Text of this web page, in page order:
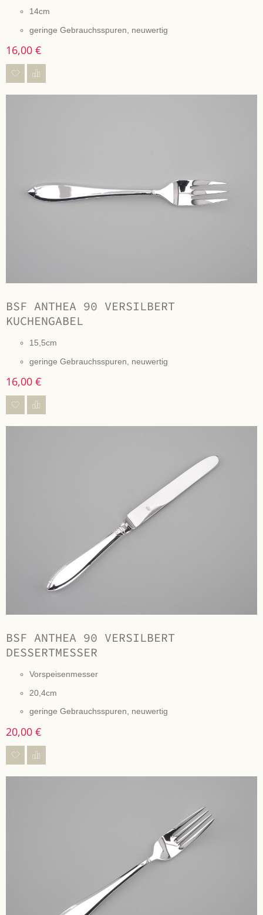
14cm
geringe Gebrauchsspuren, neuwertig
16,00 €
BSF ANTHEA 90 VERSILBERT
KUCHENGABEL
15,5cm
geringe Gebrauchsspuren, neuwertig
16,00 €
BSF ANTHEA 90 VERSILBERT
DESSERTMESSER
Vorspeisenmesser
20,4cm
geringe Gebrauchsspuren, neuwertig
20,00 €